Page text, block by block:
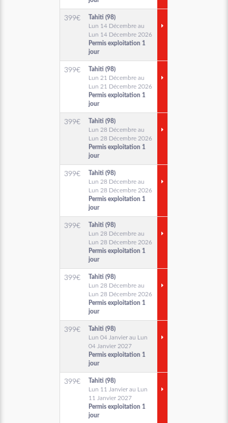
399€
Tahiti (98)
Lun 14 Décembre au
Lun 14 Décembre 2026
Permis exploitation 1
jour
399€
Tahiti (98)
Lun 21 Décembre au
Lun 21 Décembre 2026
Permis exploitation 1
jour
399€
Tahiti (98)
Lun 28 Décembre au
Lun 28 Décembre 2026
Permis exploitation 1
jour
399€
Tahiti (98)
Lun 28 Décembre au
Lun 28 Décembre 2026
Permis exploitation 1
jour
399€
Tahiti (98)
Lun 28 Décembre au
Lun 28 Décembre 2026
Permis exploitation 1
jour
399€
Tahiti (98)
Lun 28 Décembre au
Lun 28 Décembre 2026
Permis exploitation 1
jour
399€
Tahiti (98)
Lun 04 Janvier au Lun
04 Janvier 2027
Permis exploitation 1
jour
399€
Tahiti (98)
Lun 11 Janvier au Lun
11 Janvier 2027
Permis exploitation 1
jour